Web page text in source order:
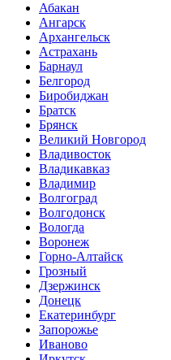
Абакан
Ангарск
Архангельск
Астрахань
Барнаул
Белгород
Биробиджан
Братск
Брянск
Великий Новгород
Владивосток
Владикавказ
Владимир
Волгоград
Волгодонск
Вологда
Воронеж
Горно-Алтайск
Грозный
Дзержинск
Донецк
Екатеринбург
Запорожье
Иваново